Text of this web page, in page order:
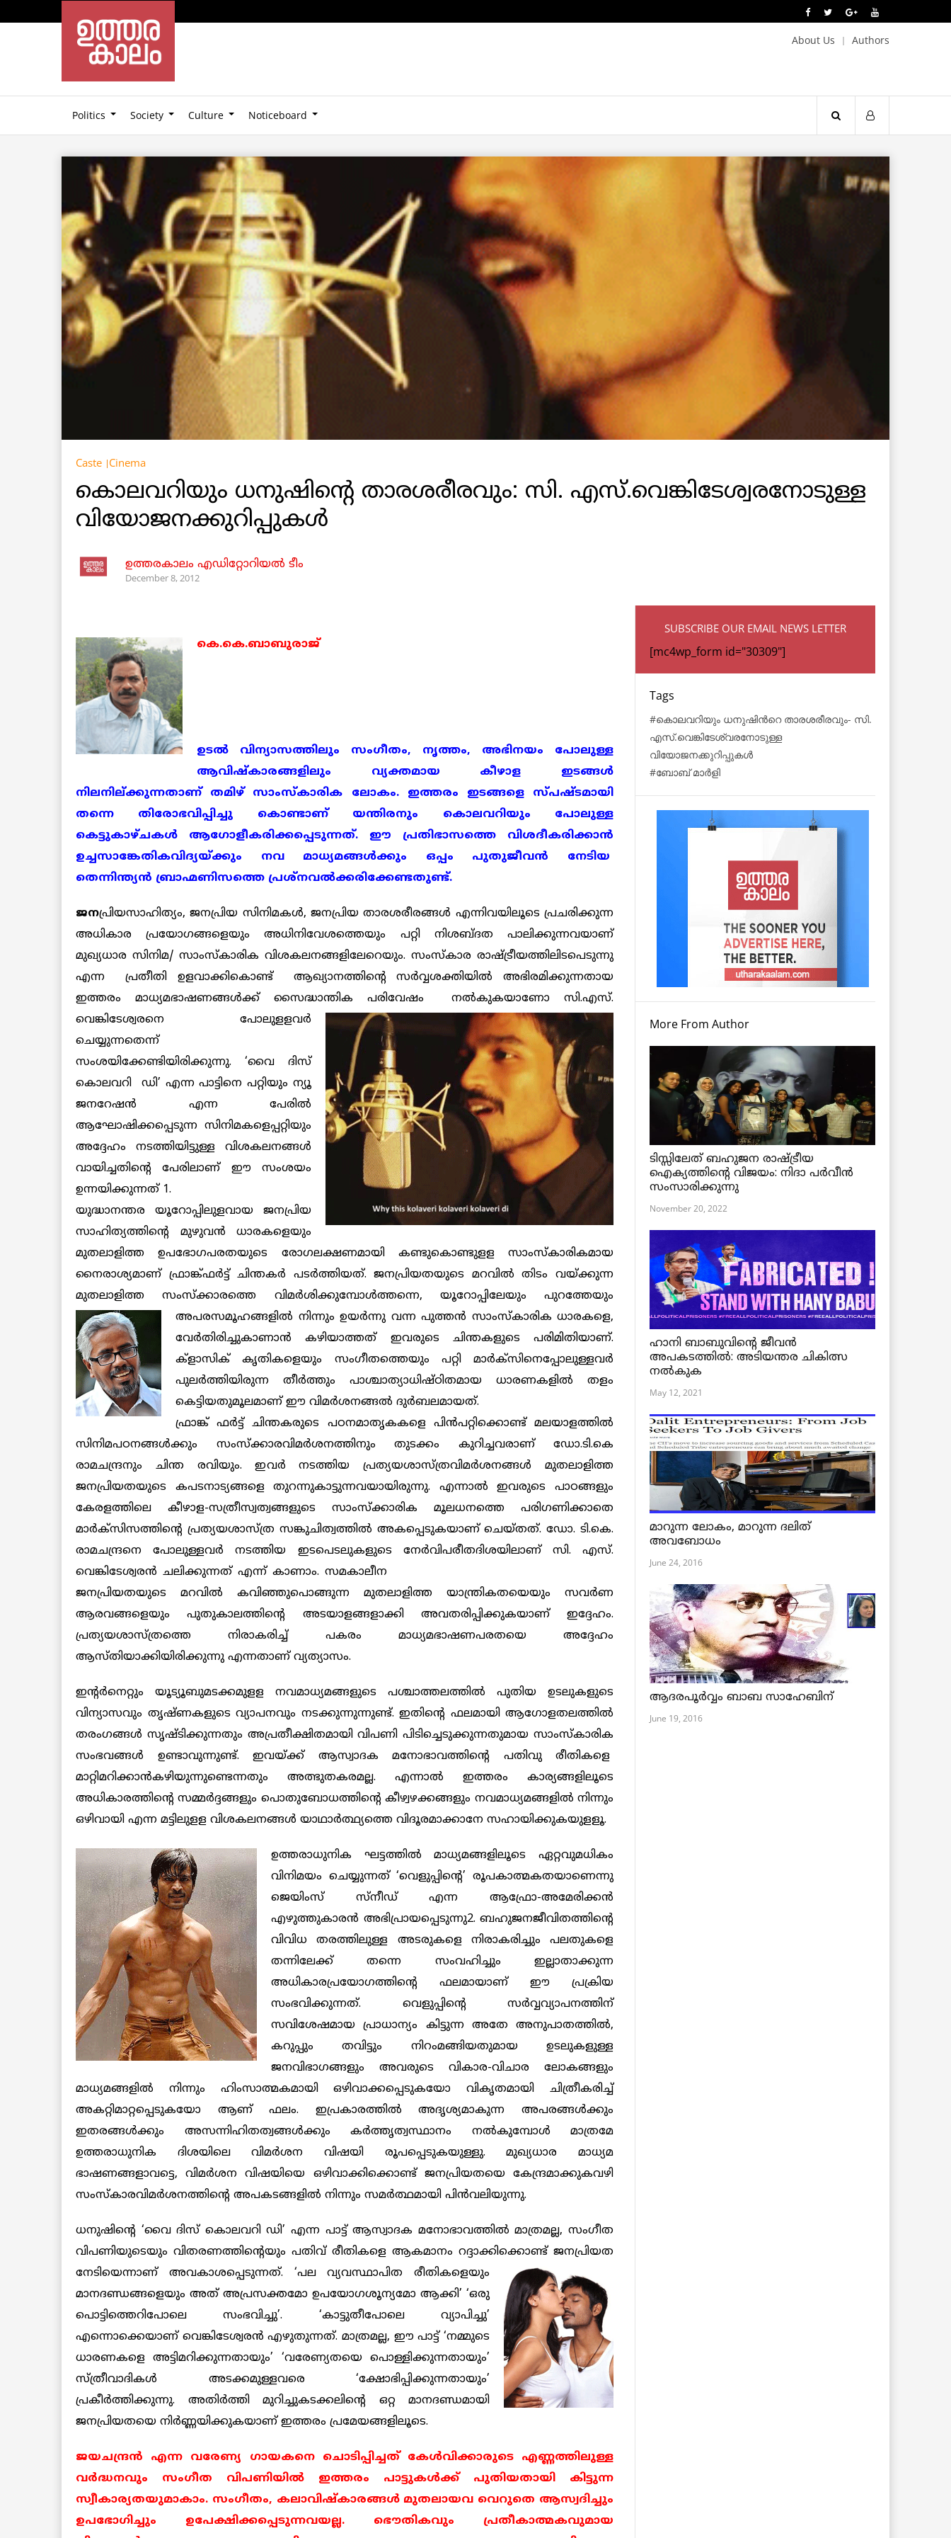
About Us Authors
Politics Society Culture Noticeboard
Caste Cinema
കൊലവറിയും ധനുഷിന്റെ താരശരീരവും: സി. എസ്.വെങ്കിടേശ്വരനോടുള്ള
വിയോജനക്കുറിപ്പുകള്‍
ഉത്തരകാലം എഡിറ്റോറിയല്‍ ടീം
December 8, 2012
കെ.കെ.ബാബുരാജ്
ഉടല്‍ വിന്യാസത്തിലും സംഗീതം, നൃത്തം, അഭിനയം പോലുള്ള
ആവിഷ്കാരങ്ങളിലും വ്യക്തമായ കീഴാള ഇടങ്ങള്‍
നിലനില്ക്കുന്നതാണ് തമിഴ് സാംസ്കാരിക ലോകം. ഇത്തരം ഇടങ്ങളെ സ്പഷ്ടമായി
തന്നെ തിരോഭവിപ്പിച്ചു കൊണ്ടാണ് യന്തിരനും കൊലവറിയും പോലുള്ള
കെട്ടുകാഴ്ചകള്‍ ആഗോളീകരിക്കപ്പെടുന്നത്. ഈ പ്രതിഭാസത്തെ വിശദീകരിക്കാന്‍
ഉച്ചസാങ്കേതികവിദ്യയ്ക്കും നവ മാധ്യമങ്ങള്‍ക്കും ഒപ്പം പുതുജീവന്‍ നേടിയ
തെന്നിന്ത്യന്‍ ബ്രാഹ്മണിസത്തെ പ്രശ്നവല്‍ക്കരിക്കേണ്ടതുണ്ട്.
ജനപ്രിയസാഹിത്യം, ജനപ്രിയ സിനിമകള്‍, ജനപ്രിയ താരശരീരങ്ങള്‍ എന്നിവയിലൂടെ പ്രചരിക്കുന്ന
അധികാര പ്രയോഗങ്ങളെയും അധിനിവേശത്തെയും പറ്റി നിശബ്ദത പാലിക്കുന്നവയാണ്
മുഖ്യധാര സിനിമ/ സാംസ്കാരിക വിശകലനങ്ങളിലേറെയും. സംസ്കാര രാഷ്ട്രീയത്തിലിടപെടുന്നു
എന്ന പ്രതീതി ഉളവാക്കികൊണ്ട് ആഖ്യാനത്തിന്റെ സര്‍വ്വശക്തിയില്‍ അഭിരമിക്കുന്നതായ
ഇത്തരം മാധ്യമഭാഷണങ്ങള്‍ക്ക് സൈദ്ധാന്തിക പരിവേഷം നല്‍കുകയാണോ സി.എസ്.
വെങ്കിടേശ്വരനെ പോലുളളവര്‍
ചെയ്യുന്നതെന്ന്
സംശയിക്കേണ്ടിയിരിക്കുന്നു. ‘വൈ ദിസ്
കൊലവറി ഡി’ എന്ന പാട്ടിനെ പറ്റിയും ന്യൂ
ജനറേഷന്‍ എന്ന പേരില്‍
ആഘോഷിക്കപ്പെടുന്ന സിനിമകളെപ്പറ്റിയും
അദ്ദേഹം നടത്തിയിട്ടുള്ള വിശകലനങ്ങള്‍
വായിച്ചതിന്റെ പേരിലാണ് ഈ സംശയം
ഉന്നയിക്കുന്നത് 1.
യുദ്ധാനന്തര യൂറോപ്പിലുളവായ ജനപ്രിയ
സാഹിത്യത്തിന്റെ മുഴുവന്‍ ധാരകളെയും
മുതലാളിത്ത ഉപഭോഗപരതയുടെ രോഗലക്ഷണമായി കണ്ടുകൊണ്ടുളള സാംസ്കാരികമായ
നൈരാശ്യമാണ് ഫ്രാങ്ക്ഫര്‍ട്ട് ചിന്തകര്‍ പടര്‍ത്തിയത്. ജനപ്രിയതയുടെ മറവില്‍ തിടം വയ്ക്കുന്ന
മുതലാളിത്ത സംസ്ക്കാരത്തെ വിമര്‍ശിക്കുമ്പോള്‍ത്തന്നെ, യൂറോപ്പിലേയും പുറത്തേയും
അപരസമൂഹങ്ങളില്‍ നിന്നും ഉയര്‍ന്നു വന്ന പുത്തന്‍ സാംസ്കാരിക ധാരകളെ,
വേര്‍തിരിച്ചുകാണാന്‍ കഴിയാത്തത് ഇവരുടെ ചിന്തകളുടെ പരിമിതിയാണ്.
ക്ളാസിക് കൃതികളെയും സംഗീതത്തെയും പറ്റി മാര്‍ക്സിനെപ്പോലുള്ളവര്‍
പുലര്‍ത്തിയിരുന്ന തീര്‍ത്തും പാശ്ചാത്യാധിഷ്ഠിതമായ ധാരണകളില്‍ തളം
കെട്ടിയതുമൂലമാണ് ഈ വിമര്‍ശനങ്ങല്‍ ദുര്‍ബലമായത്.
ഫ്രാങ്ക് ഫര്‍ട്ട് ചിന്തകരുടെ പഠനമാതൃകകളെ പിന്‍പറ്റിക്കൊണ്ട് മലയാളത്തില്‍
സിനിമപഠനങ്ങള്‍ക്കും സംസ്ക്കാരവിമര്‍ശനത്തിനും തുടക്കം കുറിച്ചവരാണ് ഡോ.ടി.കെ
രാമചന്ദ്രനും ചിന്ത രവിയും. ഇവര്‍ നടത്തിയ പ്രത്യയശാസ്ത്രവിമര്‍ശനങ്ങള്‍ മുതലാളിത്ത
ജനപ്രിയതയുടെ കപടനാട്യങ്ങളെ തുറന്നുകാട്ടുന്നവയായിരുന്നു. എന്നാല്‍ ഇവരുടെ പാഠങ്ങളും
കേരളത്തിലെ കീഴാള-സത്രീസ്വത്വങ്ങളുടെ സാംസ്ക്കാരിക മൂലധനത്തെ പരിഗണിക്കാതെ
മാര്‍ക്സിസത്തിന്റെ പ്രത്യയശാസ്ത്ര സങ്കുചിത്വത്തില്‍ അകപ്പെടുകയാണ് ചെയ്തത്. ഡോ. ടി.കെ.
രാമചന്ദ്രനെ പോലുള്ളവര്‍ നടത്തിയ ഇടപെടലുകളുടെ നേര്‍വിപരീതദിശയിലാണ് സി. എസ്.
വെങ്കിടേശ്വരന്‍ ചലിക്കുന്നത് എന്ന്കാണാം. സമകാലീന
ജനപ്രിയതയുടെ മറവില്‍ കവിഞ്ഞുപൊങ്ങുന്ന മുതലാളിത്ത യാന്ത്രികതയെയും സവര്‍ണ
ആരവങ്ങളെയും പുതുകാലത്തിന്റെ അടയാളങ്ങളാക്കി അവതരിപ്പിക്കുകയാണ് ഇദ്ദേഹം.
പ്രത്യയശാസ്ത്രത്തെ നിരാകരിച്ച് പകരം മാധ്യമഭാഷണപരതയെ അദ്ദേഹം
ആസ്തിയാക്കിയിരിക്കുന്നു എന്നതാണ് വ്യത്യാസം.
ഇന്റര്‍നെറ്റും യൂട്യൂബുമടക്കമുളള നവമാധ്യമങ്ങളുടെ പശ്ചാത്തലത്തില്‍ പുതിയ ഉടലുകളുടെ
വിന്യാസവും തൃഷ്ണകളുടെ വ്യാപനവും നടക്കുന്നുന്നുണ്ട്. ഇതിന്റെ ഫലമായി ആഗോളതലത്തില്‍
തരംഗങ്ങള്‍ സൃഷ്ടിക്കുന്നതും അപ്രതീക്ഷിതമായി വിപണി പിടിച്ചെടുക്കുന്നതുമായ സാംസ്കാരിക
സംഭവങ്ങള്‍ ഉണ്ടാവുന്നുണ്ട്. ഇവയ്ക്ക് ആസ്വാദക മനോഭാവത്തിന്റെ പതിവു രീതികളെ
മാറ്റിമറിക്കാന്‍കഴിയുന്നുണ്ടെന്നതും അത്ഭുതകരമല്ല. എന്നാല്‍ ഇത്തരം കാര്യങ്ങളിലൂടെ
അധികാരത്തിന്റെ സമ്മര്‍ദ്ദങ്ങളും പൊതുബോധത്തിന്റെ കീഴ്വഴക്കങ്ങളും നവമാധ്യമങ്ങളില്‍ നിന്നും
ഒഴിവായി എന്ന മട്ടിലുളള വിശകലനങ്ങള്‍ യാഥാര്‍ത്ഥ്യത്തെ വിദൂരമാക്കാനേ സഹായിക്കുകയുളളൂ.
ഉത്തരാധുനിക ഘട്ടത്തില്‍ മാധ്യമങ്ങളിലൂടെ ഏറ്റവുമധികം
വിനിമയം ചെയ്യുന്നത് ‘വെളുപ്പിന്റെ’ രൂപകാത്മകതയാണെന്നു
ജെയിംസ് സ്നീഡ് എന്ന ആഫ്രോ-അമേരിക്കന്‍
എഴുത്തുകാരന്‍ അഭിപ്രായപ്പെടുന്നു2. ബഹുജനജീവിതത്തിന്റെ
വിവിധ തരത്തിലുള്ള അടരുകളെ നിരാകരിച്ചും പലതുകളെ
തന്നിലേക്ക് തന്നെ സംവഹിച്ചും ഇല്ലാതാക്കുന്ന
അധികാരപ്രയോഗത്തിന്റെ ഫലമായാണ് ഈ പ്രക്രിയ
സംഭവിക്കുന്നത്. വെളുപ്പിന്റെ സര്‍വ്വവ്യാപനത്തിന്
സവിശേഷമായ പ്രാധാന്യം കിട്ടുന്ന അതേ അനുപാതത്തില്‍,
കറുപ്പും തവിട്ടും നിറംമങ്ങിയതുമായ ഉടലുകളുള്ള
ജനവിഭാഗങ്ങളും അവരുടെ വികാര-വിചാര ലോകങ്ങളും
മാധ്യമങ്ങളില്‍ നിന്നും ഹിംസാത്മകമായി ഒഴിവാക്കപ്പെടുകയോ വികൃതമായി ചിത്രീകരിച്ച്
അകറ്റിമാറ്റപ്പെടുകയോ ആണ് ഫലം. ഇപ്രകാരത്തില്‍ അദൃശ്യമാകുന്ന അപരങ്ങള്‍ക്കും
ഇതരങ്ങള്‍ക്കും അസന്നിഹിതത്വങ്ങള്‍ക്കും കര്‍ത്തൃത്വസ്ഥാനം നല്‍കുമ്പോള്‍ മാത്രമേ
ഉത്തരാധുനിക ദിശയിലെ വിമര്‍ശന വിഷയി രൂപപ്പെടുകയുള്ളു. മുഖ്യധാര മാധ്യമ
ഭാഷണങ്ങളാവട്ടെ, വിമര്‍ശന വിഷയിയെ ഒഴിവാക്കിക്കൊണ്ട് ജനപ്രിയതയെ കേന്ദ്രമാക്കുകവഴി
സംസ്കാരവിമര്‍ശനത്തിന്റെ അപകടങ്ങളില്‍ നിന്നും സമര്‍ത്ഥമായി പിന്‍വലിയുന്നു.
ധനുഷിന്റെ ‘വൈ ദിസ് കൊലവറി ഡി’ എന്ന പാട്ട് ആസ്വാദക മനോഭാവത്തില്‍ മാത്രമല്ല, സംഗീത
വിപണിയുടെയും വിതരണത്തിന്റെയും പതിവ് രീതികളെ ആകമാനം റദ്ദാക്കിക്കൊണ്ട് ജനപ്രിയത
നേടിയെന്നാണ് അവകാശപ്പെടുന്നത്. ‘പല വ്യവസ്ഥാപിത രീതികളെയും
മാനദണ്ഡങ്ങളെയും അത് അപ്രസക്തമോ ഉപയോഗശൂന്യമോ ആക്കി’ ‘ഒരു
പൊട്ടിത്തെറിപോലെ സംഭവിച്ചു’. ‘കാട്ടുതീപോലെ വ്യാപിച്ചു’
എന്നൊക്കെയാണ് വെങ്കിടേശ്വരന്‍ എഴുതുന്നത്. മാത്രമല്ല, ഈ പാട്ട് ‘നമ്മുടെ
ധാരണകളെ അട്ടിമറിക്കുന്നതായും’ ‘വരേണ്യതയെ പൊള്ളിക്കുന്നതായും’
സ്ത്രീവാദികള്‍ അടക്കമുള്ളവരെ ‘ക്ഷോഭിപ്പിക്കുന്നതായും’
പ്രകീര്‍ത്തിക്കുന്നു. അതിര്‍ത്തി മുറിച്ചുകടക്കലിന്റെ ഒറ്റ മാനദണ്ഡമായി
ജനപ്രിയതയെ നിര്‍ണ്ണയിക്കുകയാണ് ഇത്തരം പ്രമേയങ്ങളിലൂടെ.
ജയചന്ദ്രന്‍ എന്ന വരേണ്യ ഗായകനെ ചൊടിപ്പിച്ചത് കേള്‍വിക്കാരുടെ എണ്ണത്തിലുള്ള
വര്‍ദ്ധനവും സംഗീത വിപണിയില്‍ ഇത്തരം പാട്ടുകള്‍ക്ക് പുതിയതായി കിട്ടുന്ന
സ്വീകാര്യതയുമാകാം. സംഗീതം, കലാവിഷ്കാരങ്ങള്‍ മുതലായവ വെറുതെ ആസ്വദിച്ചും
ഉപഭോഗിച്ചും ഉപേക്ഷിക്കപ്പെടുന്നവയല്ല. ഭൌതികവും പ്രതീകാത്മകവുമായ
SUBSCRIBE OUR EMAIL NEWS LETTER
[mc4wp_form id="30309"]
Tags
കൊലവറിയും ധനുഷിന്‍റെ താരശരീരവും- സി.
എസ്.വെങ്കിടേശ്വരനോടുള്ള
വിയോജനക്കുറിപ്പുകള്‍
ബോബ് മാര്‍ളി
More From Author
ടിസ്സിലേത് ബഹുജന രാഷ്ട്രീയ
ഐക്യത്തിന്റെ വിജയം: നിദാ പർവീൻ
സംസാരിക്കുന്നു
November 20, 2022
ഹാനി ബാബുവിന്റെ ജീവൻ
അപകടത്തിൽ: അടിയന്തര ചികിത്സ
നൽകുക
May 12, 2021
മാറുന്ന ലോകം, മാറുന്ന ദലിത്
അവബോധം
June 24, 2016
ആദരപൂര്‍വ്വം ബാബ സാഹേബിന്
June 19, 2016